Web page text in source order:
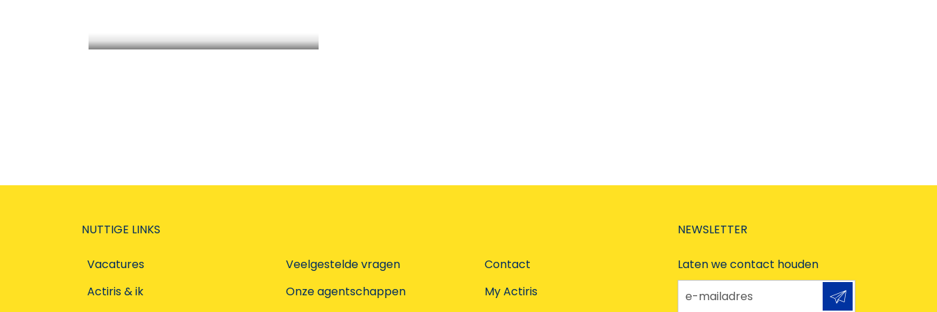
NUTTIGE LINKS
Vacatures
Actiris & ik
Veelgestelde vragen
Onze agentschappen
Contact
My Actiris
NEWSLETTER
Laten we contact houden
e-mailadres